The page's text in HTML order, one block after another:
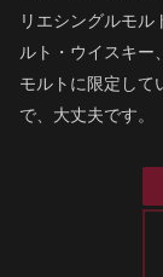
リエシングルモル
ルト・ウイスキー
モルトに限定して
で、大丈夫です。